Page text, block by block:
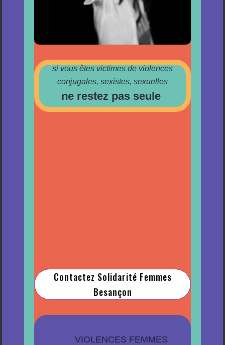
si vous êtes victimes de violences
conjugales, sexistes, sexuelles
ne restez pas seule
Contactez Solidarité Femmes
Besançon
VIOLENCES FEMMES